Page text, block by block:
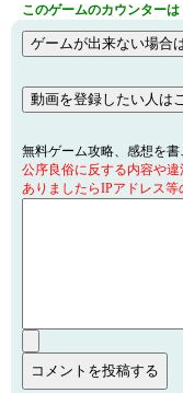
このゲームのカウンター
無料ゲーム攻略、感想を
公序良俗に反する内容や
ありましたらIPアドレス